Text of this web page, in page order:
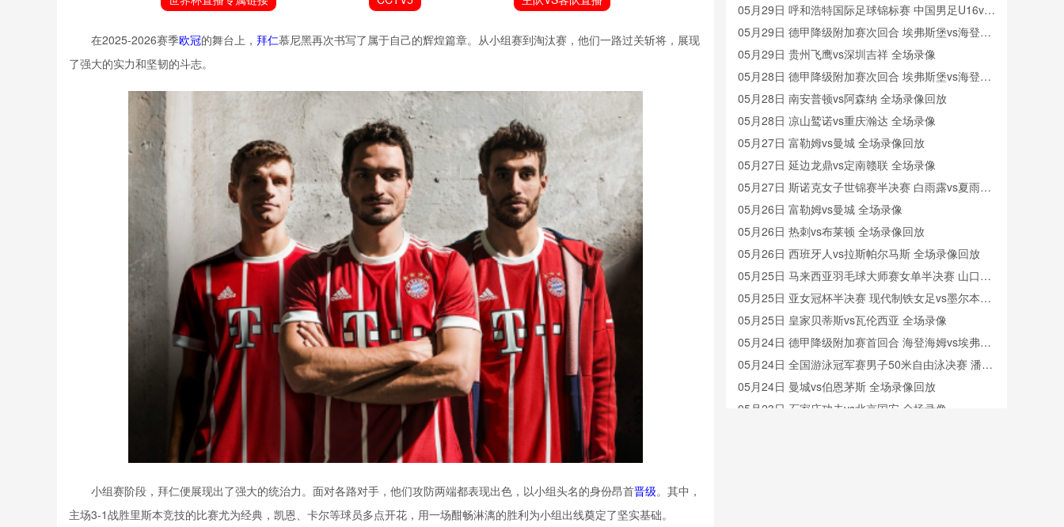
在2025-2026赛季欧冠的舞台上， 拜仁慕尼黑再次书写了属于自己的辉煌篇章。从小组赛到淘汰赛，他们一路过关斩将，展现
了强大的实力和坚韧的斗志。
小组赛阶段，拜仁便展现出了强大的统治力。面对各路对手，他们攻防两端都表现出色，以小组头名的身份昂首晋级。其中，
主场3-1战胜里斯本竞技的比赛尤为经典，凯恩、卡尔等球员多点开花，用一场酣畅淋漓的胜利为小组出线奠定了坚实基础。
05月29日 呼和浩特国际足球锦标赛 中国男足U16vs
沙特U16 全场录像
05月29日 德甲降级附加赛次回合 埃弗斯堡vs海登海
姆 全场录像
05月29日 贵州飞鹰vs深圳吉祥 全场录像
05月28日 德甲降级附加赛次回合 埃弗斯堡vs海登海
姆 全场录像
05月28日 南安普顿vs阿森纳 全场录像回放
05月28日 凉山鹫诺vs重庆瀚达 全场录像
05月27日 富勒姆vs曼城 全场录像回放
05月27日 延边龙鼎vs定南赣联 全场录像
05月27日 斯诺克女子世锦赛半决赛 白雨露vs夏雨滢
全场录像回放
05月26日 富勒姆vs曼城 全场录像
05月26日 热刺vs布莱顿 全场录像回放
05月26日 西班牙人vs拉斯帕尔马斯 全场录像回放
05月25日 马来西亚羽毛球大师赛女单半决赛 山口茜
vs韩悦 全场录像回放
05月25日 亚女冠杯半决赛 现代制铁女足vs墨尔本城
女足 全场录像回放
05月25日 皇家贝蒂斯vs瓦伦西亚 全场录像
05月24日 德甲降级附加赛首回合 海登海姆vs埃弗斯
堡 全场录像
05月24日 全国游泳冠军赛男子50米自由泳决赛 潘展
乐 全场录像回放
05月24日 曼城vs伯恩茅斯 全场录像回放
05月23日 石家庄功夫vs北京国安 全场录像